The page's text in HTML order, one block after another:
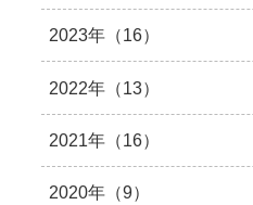
2023年（16）
2022年（13）
2021年（16）
2020年（9）